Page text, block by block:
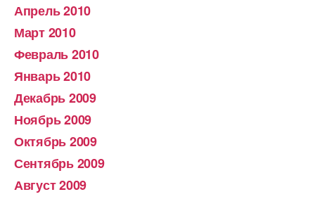
Апрель 2010
Март 2010
Февраль 2010
Январь 2010
Декабрь 2009
Ноябрь 2009
Октябрь 2009
Сентябрь 2009
Август 2009